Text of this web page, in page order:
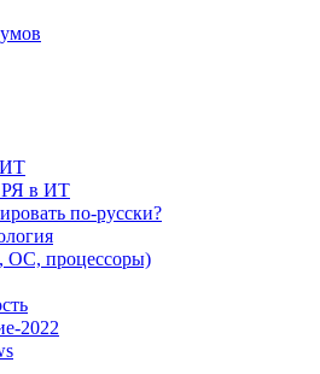
ИТ
в ИТ
по-русски?
процессоры)
2022